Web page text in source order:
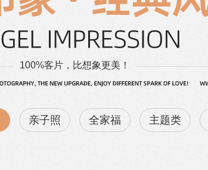
100%客片，比想象更美！
成都儿童摄影客片作品
亲子照 全家福 主题类